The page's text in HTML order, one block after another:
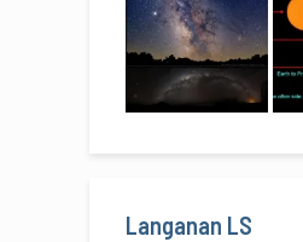
Langanan LS